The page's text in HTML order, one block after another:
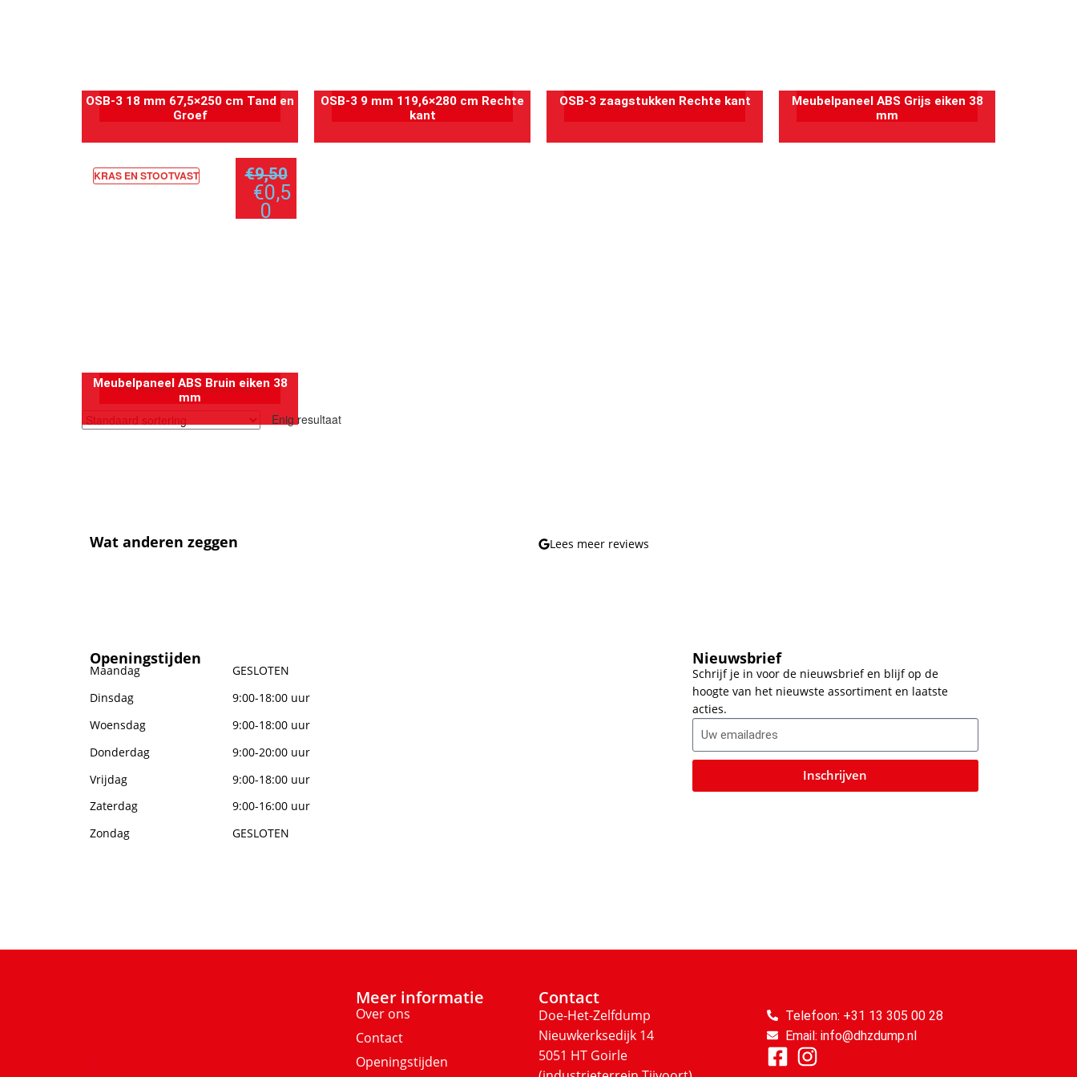
OSB-3 18 mm 67,5×250 cm Tand en
Groef
Toevoegen aan winkelwagen
OSB-3 9 mm 119,6×280 cm Rechte
kant
Toevoegen aan winkelwagen OSB-3 zaagstukken Rechte kant
Toevoegen aan winkelwagen
Meubelpaneel ABS Grijs eiken 38
mm
Toevoegen aan winkelwagen
Meubelpaneel ABS Bruin eiken 38
mm
KRAS EN STOOTVAST €9,50
€0,5
0
Toevoegen aan winkelwagen
Enig resultaat
Wat anderen zeggen Lees meer reviews
Openingstijden
Maandag
GESLOTEN
Dinsdag
9:00-18:00 uur
Woensdag
9:00-18:00 uur
Donderdag
9:00-20:00 uur
Vrijdag
9:00-18:00 uur
Zaterdag
9:00-16:00 uur
Zondag
GESLOTEN
Nieuwsbrief
Schrijf je in voor de nieuwsbrief en blijf op de
hoogte van het nieuwste assortiment en laatste
acties.
Inschrijven
Meer informatie
Over ons
Contact
Openingstijden
Contact
Doe-Het-Zelfdump
Nieuwkerksedijk 14
5051 HT Goirle
Telefoon: +31 13 305 00 28
Email: info@dhzdump.nl